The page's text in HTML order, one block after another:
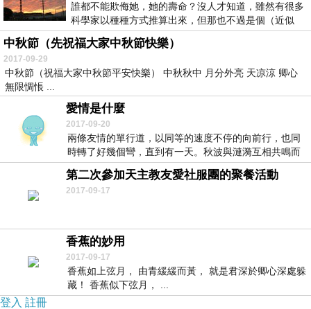
誰都不能欺侮她，她的壽命？沒人才知道，雖然有很多
科學家以種種方式推算出來，但那也不過是個（近似
值）&...
中秋節（先祝福大家中秋節快樂）
2017-09-29
中秋節（祝福大家中秋節平安快樂） 中秋秋中 月分外亮 天凉涼 卿心
無限惆悵 ...
愛情是什麼
2017-09-20
兩條友情的單行道，以同等的速度不停的向前行，也同
時轉了好幾個彎，直到有一天。秋波與漣漪互相共鳴而
產生...
第二次參加天主教友愛社服團的聚餐活動
2017-09-17
香蕉的妙用
2017-09-17
香蕉如上弦月， 由青緩緩而黃， 就是君深於卿心深處躲
藏！ 香蕉似下弦月， ...
登入 註冊